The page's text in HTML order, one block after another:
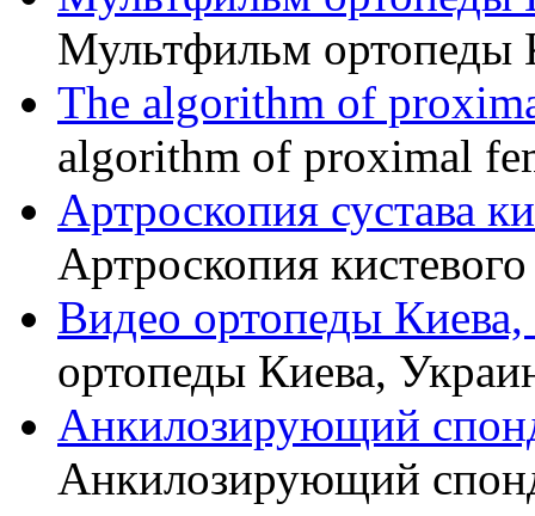
Мультфильм ортопеды
The algorithm of
algorithm of proximal
Артроскопия сустава
Артроскопия
Видео ортопеды
ортопеды Киева,
Анкилозирующий
Анкилозирующий